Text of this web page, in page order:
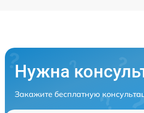
Нужна
Закажите бесплатную